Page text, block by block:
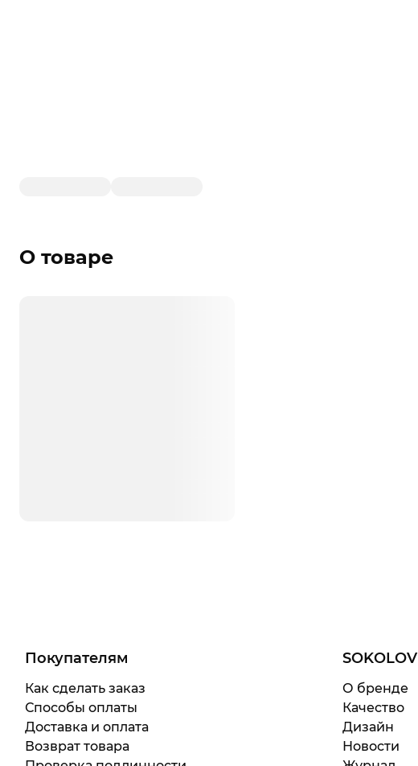
О товаре
Покупателям
Как сделать заказ
Способы оплаты
Доставка и оплата
Возврат товара
SOKOLOV
О бренде
Качество
Дизайн
Новости